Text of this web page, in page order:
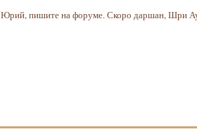
Юрий, пишите на форуме. Скоро даршан, Шри